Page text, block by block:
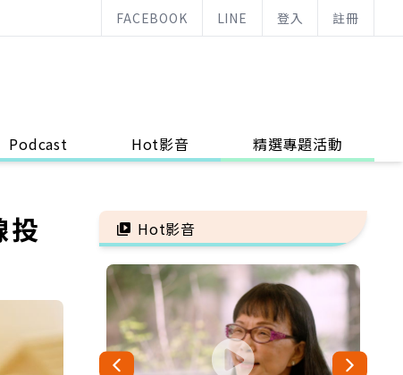
FACEBOOK LINE 登入 註冊
Podcast Hot影音 精選專題活動
投
Hot影音